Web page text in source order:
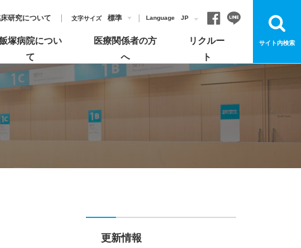
研究について 文字サイズ 標準 Language JP
お見舞いについて
各部門について
飯塚病院のがん診療
イベント・講演会
塚病院につい
て
医療関係者の方
へ
登録医制度のご紹介
リクルー
ト
サイト内検索
更新情報